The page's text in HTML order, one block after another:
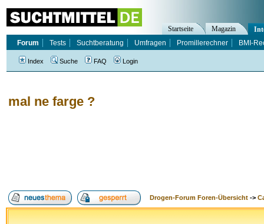
mal ne farge ?
Drogen-Forum Foren-Übersicht ->
Startseite Magazin
Forum
Tests Suchtberatung Umfragen Promillerechner BMI-
Index Suche FAQ Login